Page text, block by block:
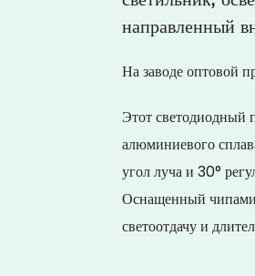
направленный
На заводе оптовой
Этот светодиодный
алюминиевого
угол луча и 30°
Оснащенный
светоотдачу и